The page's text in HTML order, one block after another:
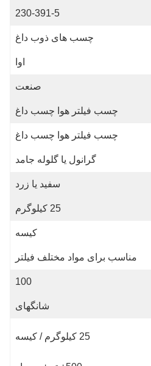
230-391-5
چسب های ذوب داغ
اوا
صنعت
چسب فیلتر هوا چسب داغ
چسب فیلتر هوا چسب داغ
گرانول یا گلوله جامد
سفید یا زرد
25 کیلوگرم
کیسه
مناسب برای مواد مختلف فیلتر
100
شانگهای
25 کیلوگرم / کیسه